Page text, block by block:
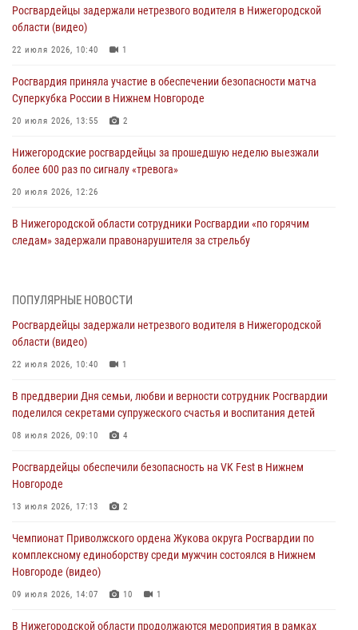
Росгвардейцы задержали нетрезвого водителя в Нижегородской
области (видео)
22 июля 2026, 10:40 1
Росгвардия приняла участие в обеспечении безопасности матча
Суперкубка России в Нижнем Новгороде
20 июля 2026, 13:55 2
Нижегородские росгвардейцы за прошедшую неделю выезжали
более 600 раз по сигналу «тревога»
20 июля 2026, 12:26
В Нижегородской области сотрудники Росгвардии «по горячим
следам» задержали правонарушителя за стрельбу
В Нижегородской области продолжаются мероприятия в рамках
16 июля 2026, 05:00
Росгвардейцы обеспечили безопасность на VK Fest в Нижнем
13 июля 2026, 17:13
Нижегородские росгвардейцы за прошедшую неделю выезжали
13 июля 2026, 06:45
Росгвардейцы предотвратили серию краж в Нижнем Новгороде
ПОПУЛЯРНЫЕ НОВОСТИ
Росгвардейцы задержали нетрезвого водителя в Нижегородской
области (видео)
22 июля 2026, 10:40 1
В преддверии Дня семьи, любви и верности сотрудник Росгвардии
поделился секретами супружеского счастья и воспитания детей
08 июля 2026, 09:10 4
Росгвардейцы обеспечили безопасность на VK Fest в Нижнем
Новгороде
13 июля 2026, 17:13 2
Чемпионат Приволжского ордена Жукова округа Росгвардии по
комплексному единоборству среди мужчин состоялся в Нижнем
Новгороде (видео)
09 июля 2026, 14:07 10 1
В Нижегородской области продолжаются мероприятия в рамках